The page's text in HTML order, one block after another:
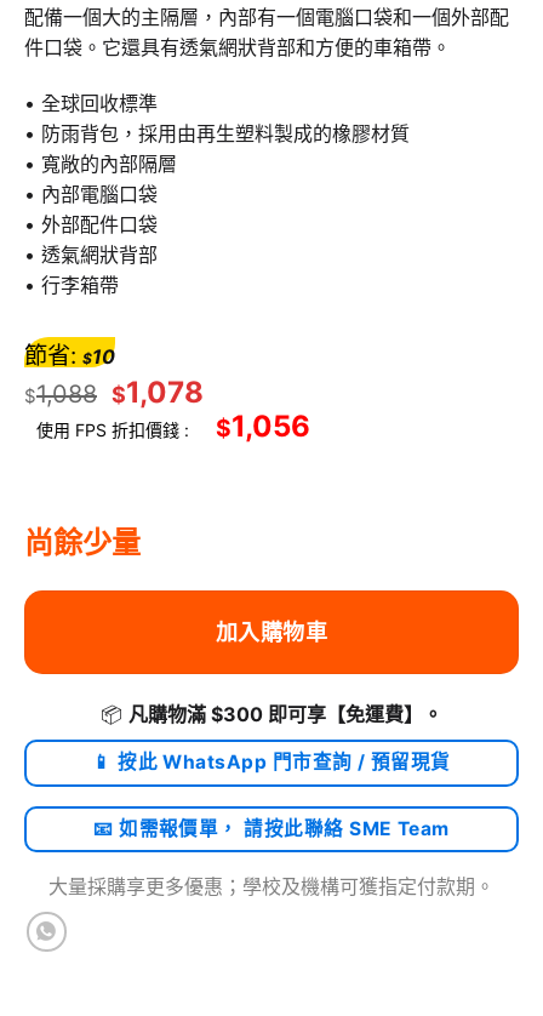
配備一個大的主隔層，內部有一個電腦口袋和一個外部配
件口袋。它還具有透氣網狀背部和方便的車箱帶。
• 全球回收標準
• 防雨背包，採用由再生塑料製成的橡膠材質
• 寬敞的內部隔層
• 內部電腦口袋
• 外部配件口袋
• 透氣網狀背部
• 行李箱帶
$1,088 $1,078
節省: $10
使用 FPS 折扣價錢 : $1,056
尚餘少量
加入購物車
📦 凡購物滿 $300 即可享 【免運費】 。
📱 按此 WhatsApp 門市查詢 / 預留現貨
📧 如需報價單， 請按此聯絡 SME Team
大量採購享更多優惠；學校及機構可獲指定付款期。